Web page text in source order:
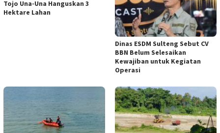
Tojo Una-Una Hanguskan 3
Hektare Lahan
Dinas ESDM Sulteng Sebut CV
BBN Belum Selesaikan
Kewajiban untuk Kegiatan
Operasi